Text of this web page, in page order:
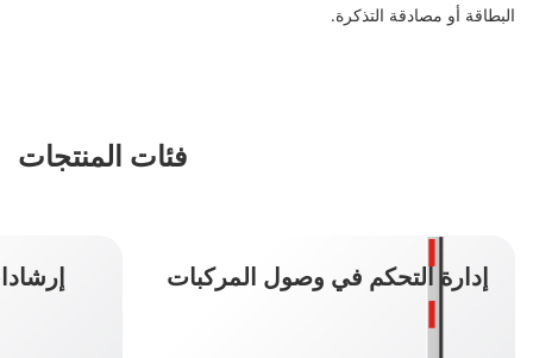
البطاقة أو مصادقة التذكرة.
فئات المنتجات
إدارة التحكم في وصول المركبات